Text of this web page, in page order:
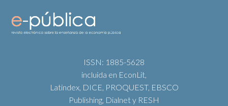
ISSN: 1885-5628
incluida en EconLit,
Latindex, DICE, PROQUEST, EBSCO
Publishing, Dialnet y RESH